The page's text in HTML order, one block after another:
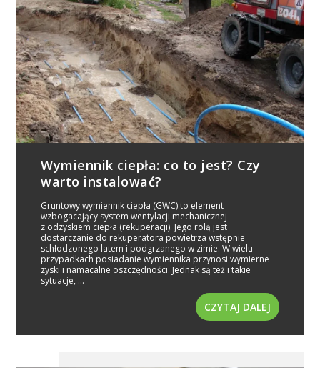
Wymiennik ciepła: co to jest? Czy
warto instalować?
Gruntowy wymiennik ciepła (GWC) to element
wzbogacający system wentylacji mechanicznej
z odzyskiem ciepła (rekuperacji). Jego rolą jest
dostarczanie do rekuperatora powietrza wstępnie
schłodzonego latem i podgrzanego w zimie. W wielu
przypadkach posiadanie wymiennika przynosi wymierne
zyski i namacalne oszczędności. Jednak są też i takie
sytuacje, ...
CZYTAJ DALEJ